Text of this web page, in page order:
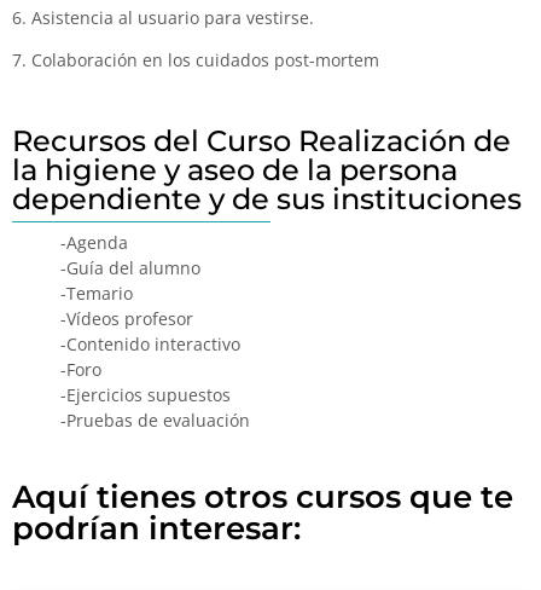
6. Asistencia al usuario para vestirse.
7. Colaboración en los cuidados post-mortem
Recursos del Curso Realización de
la higiene y aseo de la persona
dependiente y de sus instituciones
-Agenda
-Guía del alumno
-Temario
-Vídeos profesor
-Contenido interactivo
-Foro
-Ejercicios supuestos
-Pruebas de evaluación
Aquí tienes otros cursos que te
podrían interesar: